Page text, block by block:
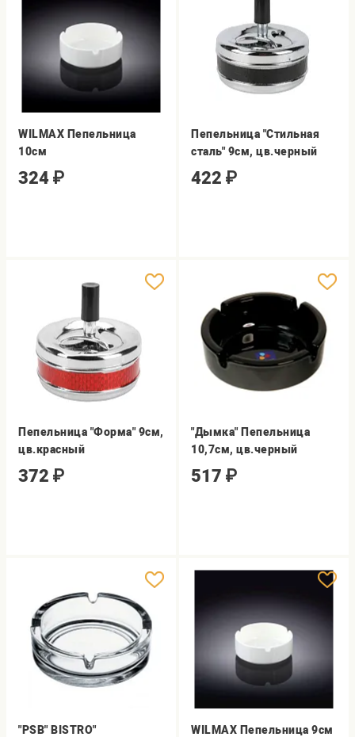
WILMAX Пепельница
10см
324 ₽
Пепельница "Стильная
сталь" 9см, цв.черный
422 ₽
Пепельница "Форма" 9см,
цв.красный
372 ₽
"Дымка" Пепельница
10,7см, цв.черный
517 ₽
"PSB" BISTRO"
WILMAX Пепельница 9см